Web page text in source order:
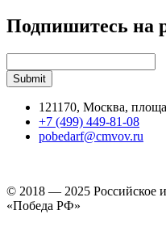
Подпишитесь на
121170, Москва,
+7 (499) 449-81-08
pobedarf@cmvov.ru
© 2018 — 2025 Российское
«Победа РФ»